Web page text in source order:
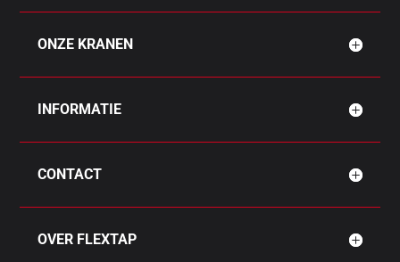
ONZE KRANEN
INFORMATIE
CONTACT
OVER FLEXTAP